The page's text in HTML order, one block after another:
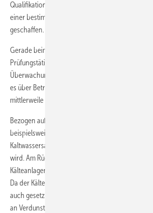
Qualifikation/Schulung die notwendige
einer bestimmten Prüfungs-, Wartungs- und
geschaffen.
Gerade beim Kälteanlagenbauer (-meister)
Prüfungstätigkeiten, die Fertigung von
Überwachung von Betreiberpflichten und deren
es über Betriebshandbücher oder
mittlerweile zum täglichen Brot.
Bezogen auf Verdunstungskühlanlagen wartet
beispielsweise die RLT-Anlage (auch nach der
Kaltwassersatz, für die/den der Kühlturm als
wird. Am Rückkühler fallen regelmäßige
Kälteanlagenbauer ausgeführt werden.
Da der Kälteanlagenbauer somit ohnehin
auch gesetzlich vorgeschriebene Inspektions-
an Verdunstungskühlanlagen bzw. deren